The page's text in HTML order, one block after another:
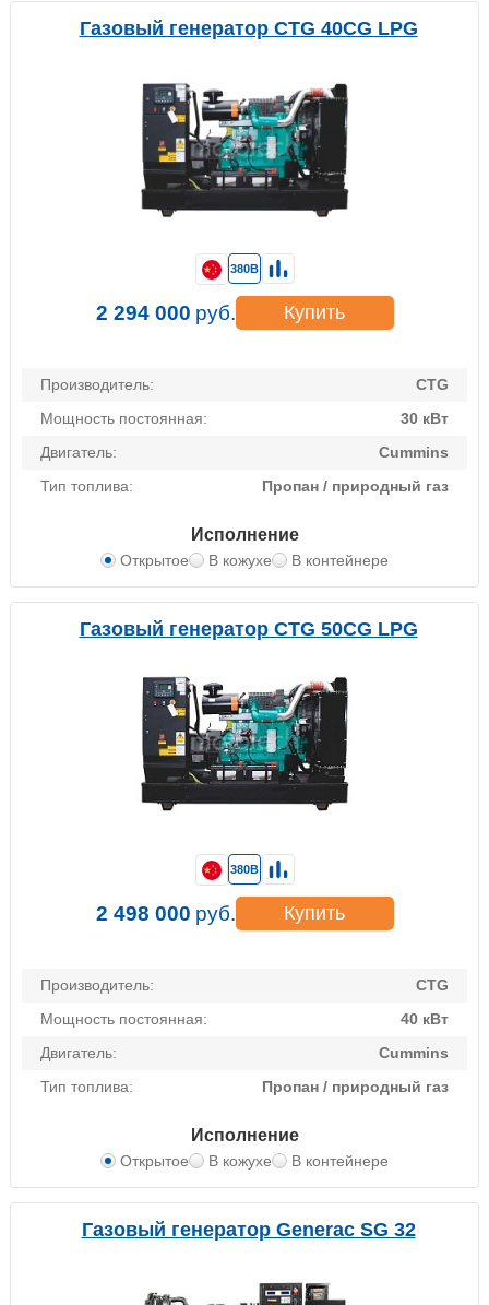
Газовый генератор CTG 40CG LPG
Производитель:
CTG
Мощность постоянная:
30 кВт
Двигатель:
Cummins
Тип топлива:
Пропан / природный газ
Исполнение
Открытое В кожухе В контейнере
380В
2 294 000 руб. Купить
Газовый генератор CTG 50CG LPG
Производитель:
CTG
Мощность постоянная:
40 кВт
Двигатель:
Cummins
Тип топлива:
Пропан / природный газ
Исполнение
Открытое В кожухе В контейнере
380В
2 498 000 руб. Купить
Газовый генератор Generac SG 32